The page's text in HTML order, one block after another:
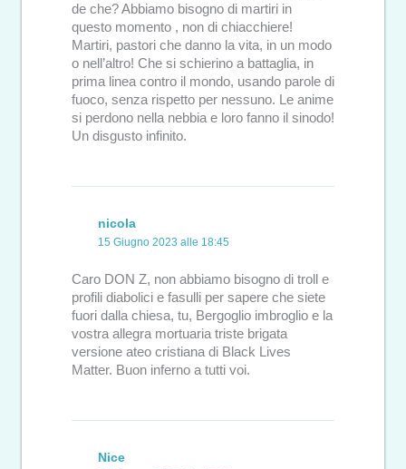
de che? Abbiamo bisogno di martiri in
questo momento , non di chiacchiere!
Martiri, pastori che danno la vita, in un modo
o nell’altro! Che si schierino a battaglia, in
prima linea contro il mondo, usando parole di
fuoco, senza rispetto per nessuno. Le anime
si perdono nella nebbia e loro fanno il sinodo!
Un disgusto infinito.
nicola
15 Giugno 2023 alle 18:45
Caro DON Z, non abbiamo bisogno di troll e
profili diabolici e fasulli per sapere che siete
fuori dalla chiesa, tu, Bergoglio imbroglio e la
vostra allegra mortuaria triste brigata
versione ateo cristiana di Black Lives
Matter. Buon inferno a tutti voi.
Nice